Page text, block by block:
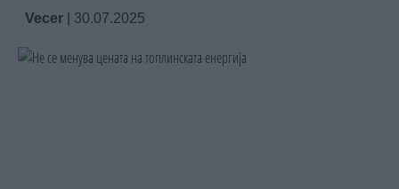
Vecer 30.07.2025